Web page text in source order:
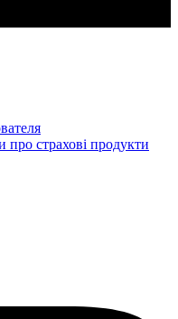
про страхові продукти